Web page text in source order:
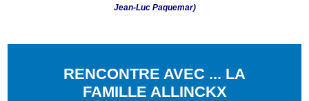
Jean-Luc Paquemar)
RENCONTRE AVEC ... LA
FAMILLE ALLINCKX